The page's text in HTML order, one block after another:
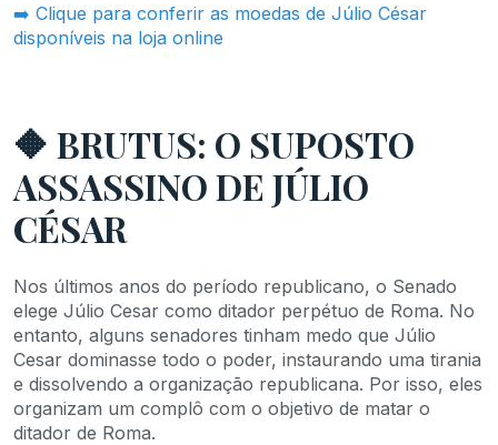
➡️ Clique para conferir as moedas de Júlio César
disponíveis na loja online
🔶 BRUTUS: O SUPOSTO
ASSASSINO DE JÚLIO
CÉSAR
Nos últimos anos do período republicano, o Senado
elege Júlio Cesar como ditador perpétuo de Roma. No
entanto, alguns senadores tinham medo que Júlio
Cesar dominasse todo o poder, instaurando uma tirania
e dissolvendo a organização republicana. Por isso, eles
organizam um complô com o objetivo de matar o
ditador de Roma.